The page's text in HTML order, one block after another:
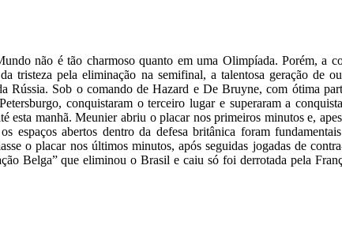
não é tão charmoso quanto em uma Olimpíada. Porém, a
tristeza pela eliminação na semifinal, a talentosa geração de
Rússia. Sob o comando de Hazard e De Bruyne, com ótima
conquistaram o terceiro lugar e superaram a
esta manhã. Meunier abriu o placar nos primeiros minutos e,
espaços abertos dentro da defesa britânica foram
o placar nos últimos minutos, após seguidas jogadas de
Belga” que eliminou o Brasil e caiu só foi derrotada pela